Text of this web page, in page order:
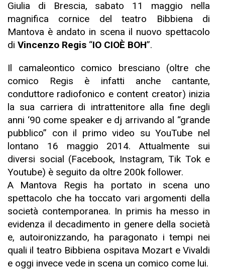
Giulia di Brescia, sabato 11 maggio nella
magnifica cornice del teatro Bibbiena di
Mantova è andato in scena il nuovo spettacolo
di Vincenzo Regis “IO CIOÈ BOH”.
Il camaleontico comico bresciano (oltre che
comico Regis è infatti anche cantante,
conduttore radiofonico e content creator) inizia
la sua carriera di intrattenitore alla fine degli
anni ‘90 come speaker e dj arrivando al “grande
pubblico” con il primo video su YouTube nel
lontano 16 maggio 2014. Attualmente sui
diversi social (Facebook, Instagram, Tik Tok e
Youtube) è seguito da oltre 200k follower.
A Mantova Regis ha portato in scena uno
spettacolo che ha toccato vari argomenti della
società contemporanea. In primis ha messo in
evidenza il decadimento in genere della società
e, autoironizzando, ha paragonato i tempi nei
quali il teatro Bibbiena ospitava Mozart e Vivaldi
e oggi invece vede in scena un comico come lui.